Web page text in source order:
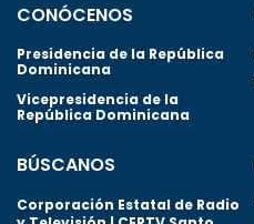
CONÓCENOS
Presidencia de la República
Dominicana
Vicepresidencia de la
República Dominicana
BÚSCANOS
Corporación Estatal de Radio